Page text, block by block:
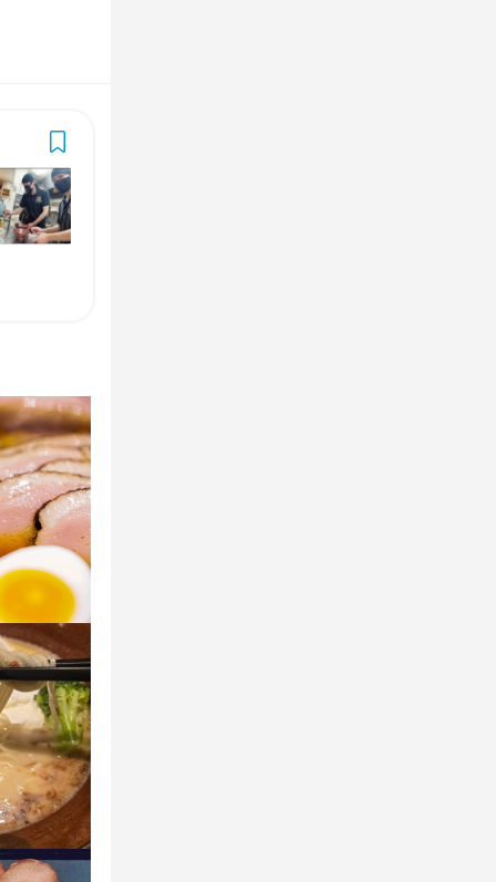
週1日からOK